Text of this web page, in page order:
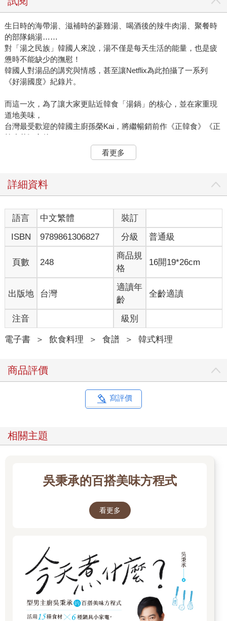
生日時的海帶湯、滋補時的蔘雞湯、喝酒後的辣牛肉湯、聚餐時
的部隊鍋湯……
對「湯之民族」韓國人來說，湯不僅是每天生活的能量，也是疲
憊時不能缺少的撫慰！
韓國人對湯品的講究與情感，甚至讓Netflix為此拍攝了一系列
《好湯國度》紀錄片。
而這一次，為了讓大家更貼近韓食「湯鍋」的核心，並在家重現
道地美味，
台灣最受歡迎的韓國主廚孫榮Kai，將繼暢銷前作《正韓食》《正
韓小菜》之後，
帶領你我從湯鍋飲食文化、經典湯品風味到盛湯器皿與鍋具，深
入「正韓湯」的豐富世界！
你知道「韓式豆腐鍋」和「韓式豆腐湯」有什麼不同？「醒酒
味」哪裡不一樣？
韓國家庭如何做出「快速高湯」？
基本韓式湯鍋的湯頭怎麼熬得濃郁，又怎麼做到清澈卻層次分
明？
在本書中，Kai主廚將以擔任全球頂級飯店主廚多年的敏銳料理思
從原理到實作，完整解析「韓國湯品為什麼好喝？」的關鍵因
無論是鯷魚、昆布、骨頭等基底高湯的準備，還是辣味、鮮味與
香氣在湯品中的堆疊，
帶你用一本書，看懂湯底製作、風味搭配與烹調技巧，徹底掌握
全書以「日常好湯（국）、湯（탕）、燉湯/鍋（찌개）、火鍋
（전골）」四大韓湯類型為架構，
收錄辛奇湯、大醬湯、辣魚湯、豬肉湯飯等49道韓國代表性的經
特色1. 第一本韓湯專門書！國際級超人氣韓廚，教你在家煮出道
地美味韓國湯。
特色3. 讓美味變得很簡單！將職人才懂的專業技巧，變成家庭也
多」的關鍵技巧。
特色5. 各種場合輕鬆上桌！一人食、小家庭、多人聚餐都適合的
豐富湯鍋料理。
特色6. 飽覽韓食湯品文化！帶你從一碗湯探討韓國在地的飲食歷
史與生活故事。
特色7. 獨家收錄料理筆記！讓你邊煮邊紀錄，創造出「自己專
屬」的精美食譜。
看更多
詳細資料
語言 中文繁體
裝訂
ISBN
9789861306827 分級 普通級
頁數 248
商品規
格
16開19*26cm
出版地 台灣
適讀年
齡
全齡適讀
注音 級別
電子書 ＞ 飲食料理 ＞ 食譜 ＞ 韓式料理
商品評價
寫評價
相關主題
吳秉承的百搭美味方程式
看更多